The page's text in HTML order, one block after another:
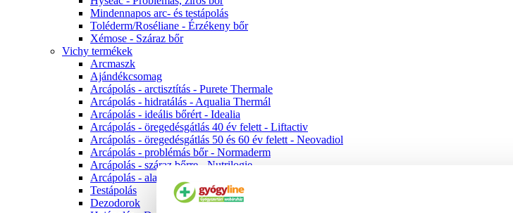
Mindennapos arc- és testápolás
Toléderm/Roséliane - Érzékeny bőr
Xémose - Száraz bőr
Vichy termékek
Arcmaszk
Ajándékcsomag
Arcápolás - arctisztítás - Purete Thermale
Arcápolás - hidratálás - Aqualia Thermál
Arcápolás - ideális bőrért - Idealia
Arcápolás - öregedésgátlás 40 év felett - Liftactiv
Arcápolás - öregedésgátlás 50 és 60 év felett - Neovadiol
Arcápolás - problémás bőr - Normaderm
Arcápolás - száraz bőrre - Nutrilogie
Arcápolás - alapozók
Testápolás
Dezodorok